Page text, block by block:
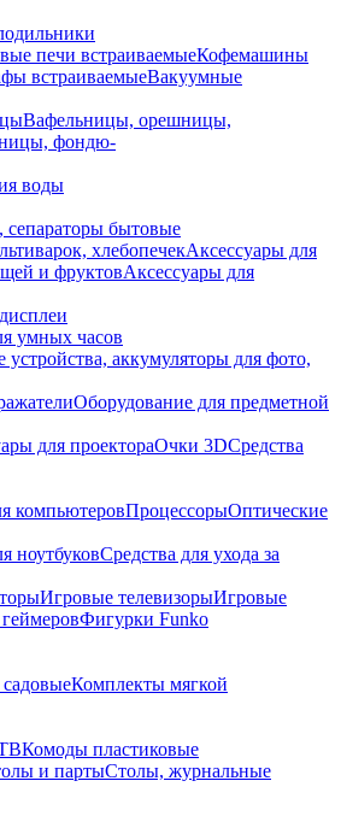
печи встраиваемыеКофемашины
встраиваемыеВакуумные
Вафельницы, орешницы,
фондю-
воды
бытовые
хлебопечекАксессуары для
и фруктовАксессуары для
умных часов
устройства, аккумуляторы для фото,
Оборудование для предметной
для проектораОчки 3DСредства
компьютеровПроцессорыОптические
ноутбуковСредства для ухода за
Игровые телевизорыИгровые
Фигурки Funko
Комплекты мягкой
Комоды пластиковые
и партыСтолы, журнальные